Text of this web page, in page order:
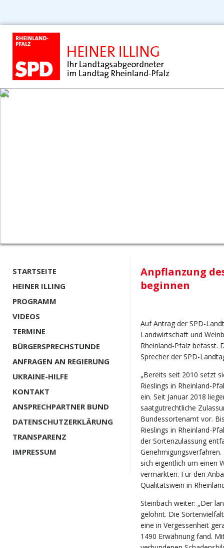
STARTSEITE
HEINER ILLING
PROGRAMM
VIDEOS
TERMINE
BÜRGERSPRECHSTUNDE
ANFRAGEN AN REGIERUNG
UKRAINE-HILFE
KONTAKT
ANSPRECHPARTNER BUND
DATENSCHUTZERKLÄRUNG
TRANSPARENZ
IMPRESSUM
Anpflanzung
beginnen
Auf Antrag der SPD-
Landwirtschaft und
Rheinland-Pfalz befasst.
Sprecher der SPD-
„Bereits seit 2010 setzt
Rieslings in Rheinland-
ein. Seit Januar 2018
saatgutrechtliche
Bundessortenamt vor.
Rieslings in Rheinland-
der Sortenzulassung
sich eigentlich um einen
vermarkten. Für den
Qualitätswein in
Steinbach weiter: „Der
gelohnt. Die
eine in Vergessenheit
1490 Erwähnung fand.